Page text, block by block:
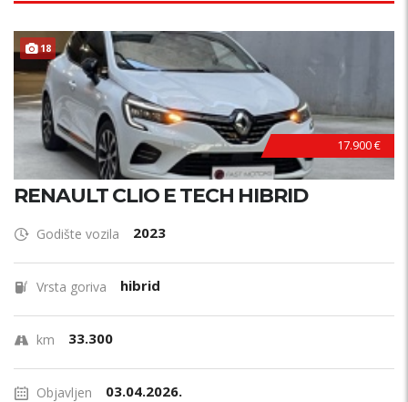
18
17.900 €
RENAULT CLIO E TECH HIBRID
Godište vozila 2023
Vrsta goriva hibrid
km 33.300
Objavljen 03.04.2026.